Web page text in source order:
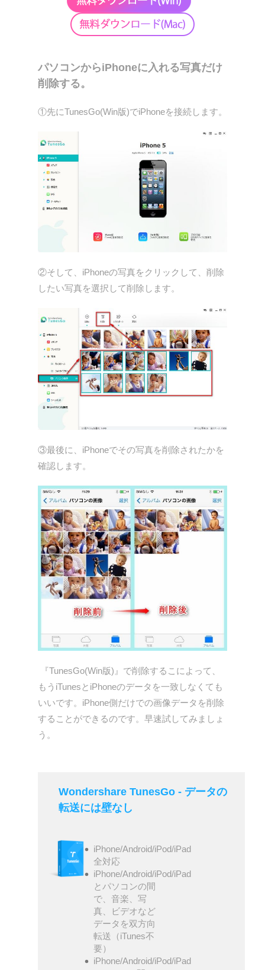
パソコンからiPhoneに入れる写真だけ
削除する。
①先にTunesGo(Win版)でiPhoneを接続します。
②そして、iPhoneの写真をクリックして、削除
したい写真を選択して削除します。
③最後に、iPhoneでその写真を削除されたかを
確認します。
『TunesGo(Win版)』で削除するこによって、
もうiTunesとiPhoneのデータを一致しなくても
いいです。iPhone側だけでの画像データを削除
することができるのです。早速試してみましょ
う。
Wondershare TunesGo - データの
転送には壁なし
iPhone/Android/iPod/iPad
全対応
iPhone/Android/iPod/iPad
とパソコンの間
で、音楽、写
真、ビデオなど
データを双方向
転送（iTunes不
要）
iPhone/Android/iPod/iPad